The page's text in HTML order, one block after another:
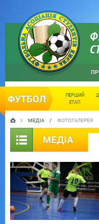
ФУТБОЛ
ПЕРШИЙ
ЕТАП
МЕДІА ФОТОГАЛЕРЕЯ
МЕДІА